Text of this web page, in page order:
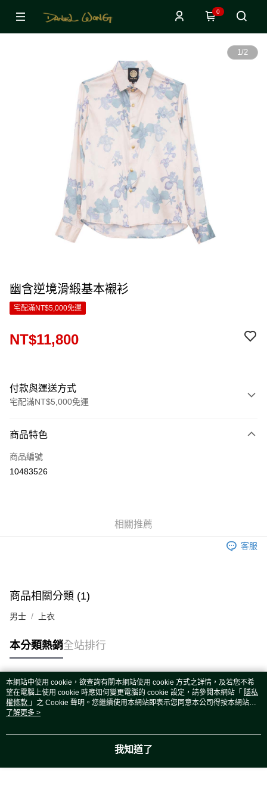
0
1/2
幽含逆境滑緞基本襯衫
宅配滿NT$5,000免運
NT$11,800
付款與運送方式
宅配滿NT$5,000免運
信用卡一次付款
LINE Pay
宅配(外島)
每筆NT$120，滿NT$5,000(含以上)免運費
商品特色
商品編號
10483526
相關推薦
客服
商品相關分類 (1)
男士 上衣
本分類熱銷全站排行
熱門標籤
本網站中使用 cookie，欲查詢有關本網站使用 cookie 方式之詳情，及若您不希
望在電腦上使用 cookie 時應如何變更電腦的 cookie 設定，請參閱本網站「 隱私
權條款 」之 Cookie 聲明。您繼續使用本網站即表示您同意本公司得按本網站使
用條款之 Cookie 聲明使用 cookie。
了解更多 >
我知道了